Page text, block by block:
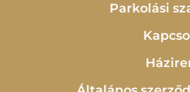
Parkolási